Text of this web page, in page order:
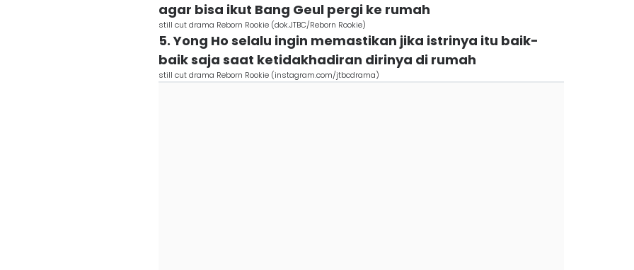
agar bisa ikut Bang Geul pergi ke rumah
still cut drama Reborn Rookie (dok.JTBC/Reborn Rookie)
5. Yong Ho selalu ingin memastikan jika istrinya itu baik-
baik saja saat ketidakhadiran dirinya di rumah
still cut drama Reborn Rookie (instagram.com/jtbcdrama)